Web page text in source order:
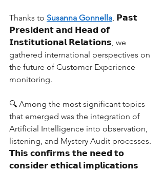
Thanks to Susanna Gonnella, 𝗣𝗮𝘀𝘁
𝗣𝗿𝗲𝘀𝗶𝗱𝗲𝗻𝘁 𝗮𝗻𝗱 𝗛𝗲𝗮𝗱 𝗼𝗳
𝗜𝗻𝘀𝘁𝗶𝘁𝘂𝘁𝗶𝗼𝗻𝗮𝗹 𝗥𝗲𝗹𝗮𝘁𝗶𝗼𝗻𝘀, we
gathered international perspectives on
the future of Customer Experience
monitoring.
🔍 Among the most significant topics
that emerged was the integration of
Artificial Intelligence into observation,
listening, and Mystery Audit processes.
𝗧𝗵𝗶𝘀 𝗰𝗼𝗻𝗳𝗶𝗿𝗺𝘀 𝘁𝗵𝗲 𝗻𝗲𝗲𝗱 𝘁𝗼
𝗰𝗼𝗻𝘀𝗶𝗱𝗲𝗿 𝗲𝘁𝗵𝗶𝗰𝗮𝗹 𝗶𝗺𝗽𝗹𝗶𝗰𝗮𝘁𝗶𝗼𝗻𝘀